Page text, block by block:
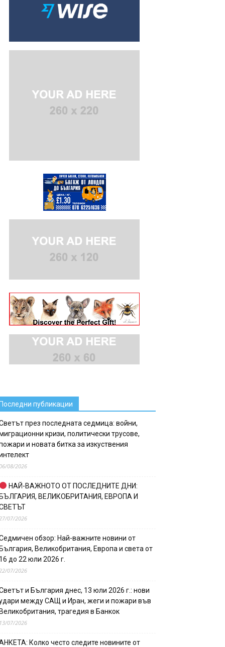
публикации
през последната седмица: войни,
кризи, политически трусове,
и новата битка за изкуствения
08/2026
НАЙ-ВАЖНОТО ОТ ПОСЛЕДНИТЕ ДНИ:
ВЕЛИКОБРИТАНИЯ, ЕВРОПА И
07/2026
обзор: Най-важните новини от
Великобритания, Европа и света от
до 22 юли 2026 г.
07/2026
и България днес, 13 юли 2026 г.: нови
между САЩ и Иран, жеги и пожари във
трагедия в Банкок
07/2026
Колко често следите новините от